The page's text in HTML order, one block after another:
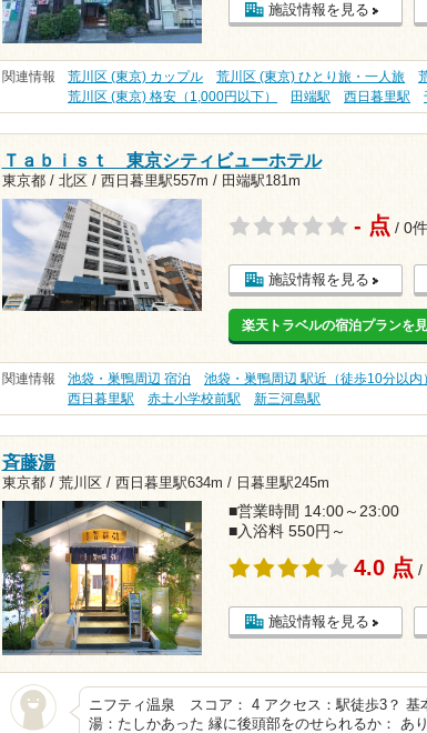
施設情報を見る
関連情報 荒川区 (東京) カップル 荒川区 (東京) ひとり旅・一人旅
荒川区 (東京) 格安（1,000円以下）
田端駅 西日暮里駅
Ｔａｂｉｓｔ 東京シティビューホテル
東京都 / 北区 / 西日暮里駅557m / 田端駅181m
- 点 / 0件
施設情報を見る
楽天トラベルの宿泊プランを
関連情報 池袋・巣鴨周辺 宿泊 池袋・巣鴨周辺 駅近（徒歩10分以内
西日暮里駅
赤土小学校前駅 新三河島駅
斉藤湯
東京都 / 荒川区 / 西日暮里駅634m / 日暮里駅245m
■営業時間 14:00～23:00
■入浴料 550円～
4.0 点 /
施設情報を見る
ニフティ温泉 スコア： 4 アクセス：駅徒歩3？ 基
湯：たしかあった 縁に後頭部をのせられるか： あ